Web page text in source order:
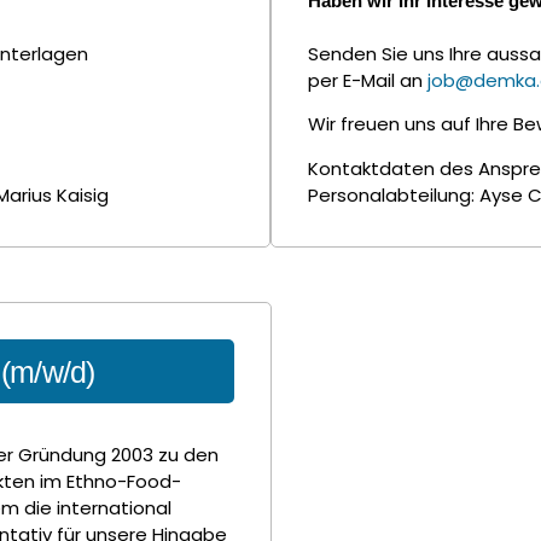
Kaisig
Senden Sie uns Ihre
per E-Mail an
Wir freuen uns auf Ihre
Kontaktdaten des
Personalabteilung: Ayse
w/d)
Gründung 2003 zu den
im Ethno-Food-
die international
für unsere Hingabe